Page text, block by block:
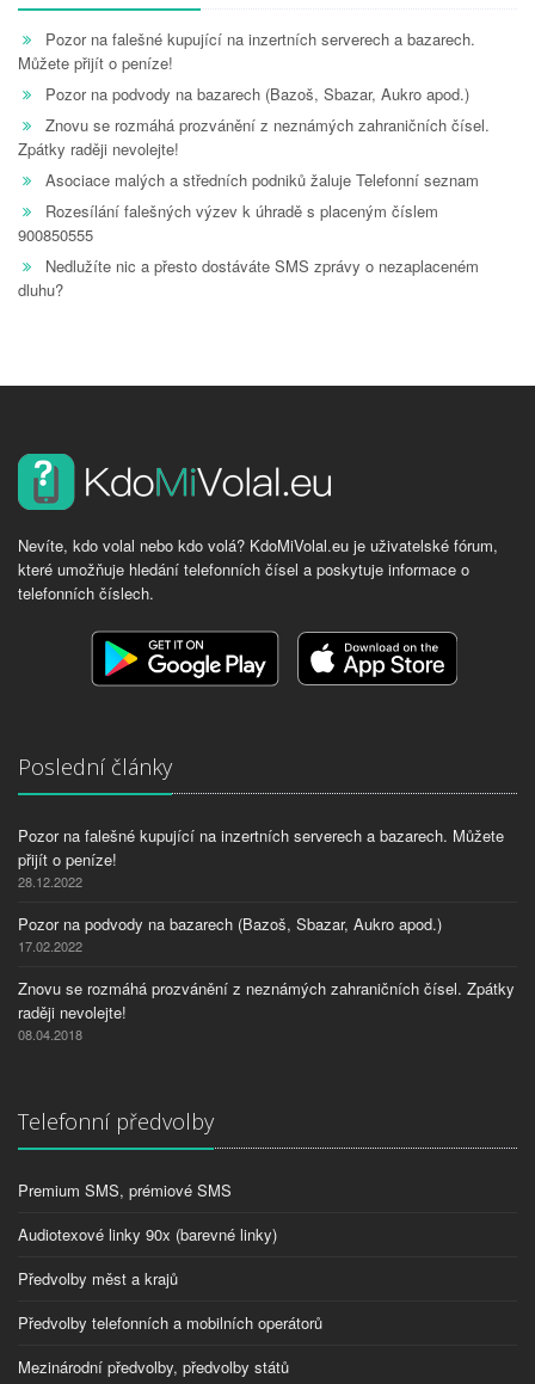
Pozor na falešné kupující na inzertních serverech a bazarech.
Můžete přijít o peníze!
Pozor na podvody na bazarech (Bazoš, Sbazar, Aukro apod.)
Znovu se rozmáhá prozvánění z neznámých zahraničních čísel.
Zpátky raději nevolejte!
Asociace malých a středních podniků žaluje Telefonní seznam
Rozesílání falešných výzev k úhradě s placeným číslem
900850555
Nedlužíte nic a přesto dostáváte SMS zprávy o nezaplaceném
dluhu?
Nevíte, kdo volal nebo kdo volá? KdoMiVolal.eu je uživatelské fórum,
které umožňuje hledání telefonních čísel a poskytuje informace o
telefonních číslech.
Poslední články
Pozor na falešné kupující na inzertních serverech a bazarech. Můžete
přijít o peníze!
28.12.2022
Pozor na podvody na bazarech (Bazoš, Sbazar, Aukro apod.)
17.02.2022
Znovu se rozmáhá prozvánění z neznámých zahraničních čísel. Zpátky
raději nevolejte!
08.04.2018
Telefonní předvolby
Premium SMS, prémiové SMS
Audiotexové linky 90x (barevné linky)
Předvolby měst a krajů
Předvolby telefonních a mobilních operátorů
Mezinárodní předvolby, předvolby států